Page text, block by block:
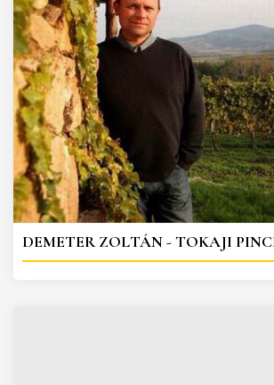
DEMETER ZOLTÁN - TOKAJI